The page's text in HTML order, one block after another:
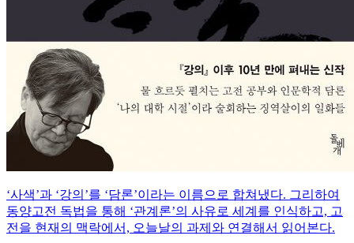
‘사색’과 ‘강의’를 ‘담론’이라는 이름으로 합쳐냈다. 그리하여
동양고전 독법을 통해 ‘관계론’의 사유로 세계를 인식하고, 고
전을 현재의 맥락에서, 오늘날의 과제와 연결해서 읽어본다.